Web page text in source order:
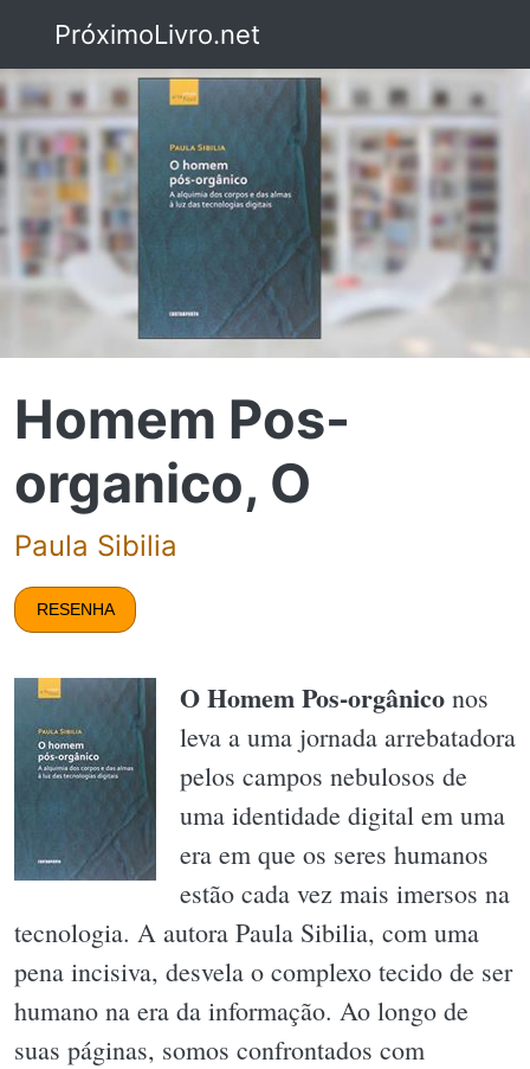
PróximoLivro.net
Homem Pos-
organico, O
Paula Sibilia
RESENHA
O Homem Pos-orgânico nos
leva a uma jornada arrebatadora
pelos campos nebulosos de
uma identidade digital em uma
era em que os seres humanos
estão cada vez mais imersos na
tecnologia. A autora Paula Sibilia, com uma
pena incisiva, desvela o complexo tecido de ser
humano na era da informação. Ao longo de
suas páginas, somos confrontados com